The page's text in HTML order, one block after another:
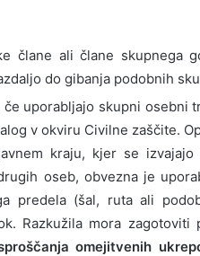
člane ali člane skupnega
do gibanja podobnih
uporabljajo skupni osebni
v okviru Civilne zaščite.
kraju, kjer se
oseb, obvezna je
predela (šal, ruta ali
Razkužila mora zagotoviti
omejitvenih